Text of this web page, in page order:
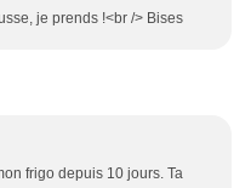
je prends !<br /> Bises
frigo depuis 10 jours. Ta